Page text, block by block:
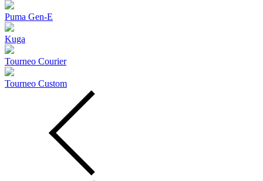
Puma Gen‑E
Kuga
Tourneo Courier
Tourneo Custom